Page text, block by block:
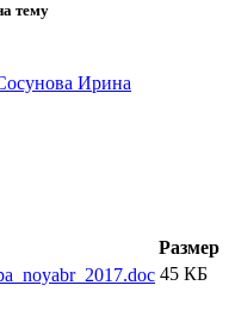
тему
Ирина
Размер
45 КБ